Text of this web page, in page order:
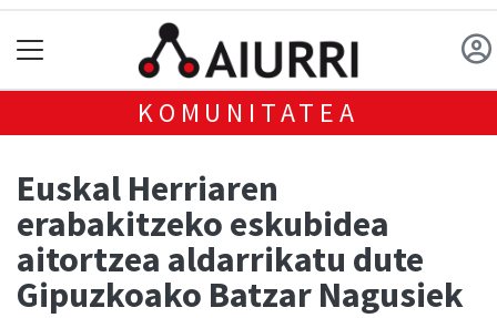
KOMUNITATEA
Euskal Herriaren
erabakitzeko eskubidea
aitortzea aldarrikatu dute
Gipuzkoako Batzar Nagusiek